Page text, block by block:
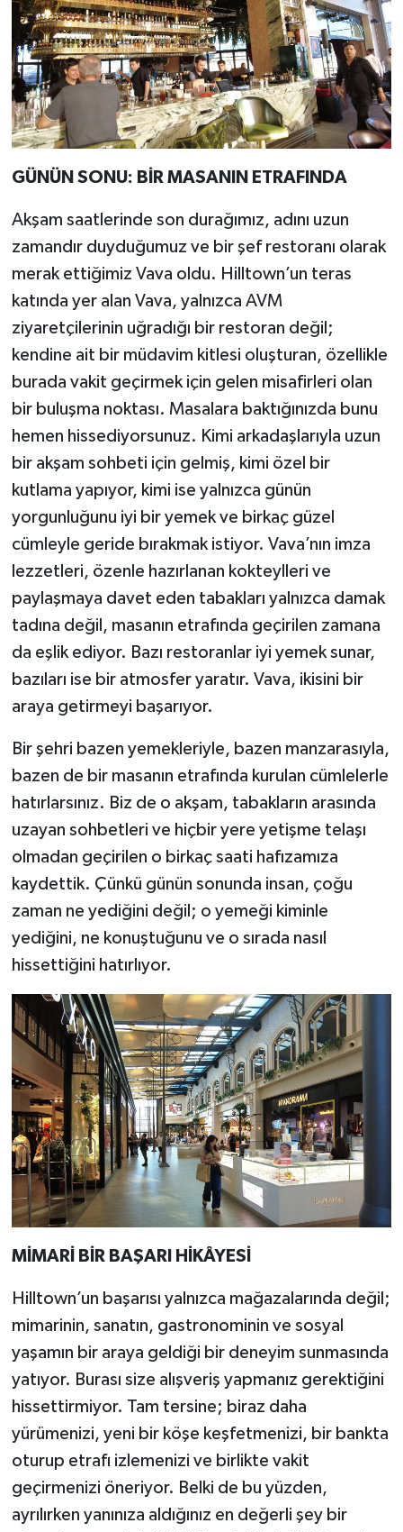
GÜNÜN SONU: BİR MASANIN ETRAFINDA
Akşam saatlerinde son durağımız, adını uzun
zamandır duyduğumuz ve bir şef restoranı olarak
merak ettiğimiz Vava oldu. Hilltown’un teras
katında yer alan Vava, yalnızca AVM
ziyaretçilerinin uğradığı bir restoran değil;
kendine ait bir müdavim kitlesi oluşturan, özellikle
burada vakit geçirmek için gelen misafirleri olan
bir buluşma noktası. Masalara baktığınızda bunu
hemen hissediyorsunuz. Kimi arkadaşlarıyla uzun
bir akşam sohbeti için gelmiş, kimi özel bir
kutlama yapıyor, kimi ise yalnızca günün
yorgunluğunu iyi bir yemek ve birkaç güzel
cümleyle geride bırakmak istiyor. Vava’nın imza
lezzetleri, özenle hazırlanan kokteylleri ve
paylaşmaya davet eden tabakları yalnızca damak
tadına değil, masanın etrafında geçirilen zamana
da eşlik ediyor. Bazı restoranlar iyi yemek sunar,
bazıları ise bir atmosfer yaratır. Vava, ikisini bir
araya getirmeyi başarıyor.
Bir şehri bazen yemekleriyle, bazen manzarasıyla,
bazen de bir masanın etrafında kurulan cümlelerle
hatırlarsınız. Biz de o akşam, tabakların arasında
uzayan sohbetleri ve hiçbir yere yetişme telaşı
olmadan geçirilen o birkaç saati hafızamıza
kaydettik. Çünkü günün sonunda insan, çoğu
zaman ne yediğini değil; o yemeği kiminle
yediğini, ne konuştuğunu ve o sırada nasıl
hissettiğini hatırlıyor.
MİMARİ BİR BAŞARI HİKÂYESİ
Hilltown’un başarısı yalnızca mağazalarında değil;
mimarinin, sanatın, gastronominin ve sosyal
yaşamın bir araya geldiği bir deneyim sunmasında
yatıyor. Burası size alışveriş yapmanız gerektiğini
hissettirmiyor. Tam tersine; biraz daha
yürümenizi, yeni bir köşe keşfetmenizi, bir bankta
oturup etrafı izlemenizi ve birlikte vakit
geçirmenizi öneriyor. Belki de bu yüzden,
ayrılırken yanınıza aldığınız en değerli şey bir